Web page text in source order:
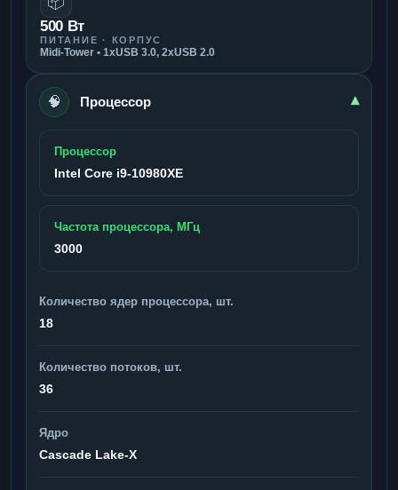
500 Вт
ПИТАНИЕ · КОРПУС
Midi-Tower • 1xUSB 3.0, 2xUSB 2.0
🧠 Процессор ▾
Процессор
Intel Core i9-10980XE
Частота процессора, МГц
3000
Количество ядер процессора, шт.
18
Количество потоков, шт.
36
Ядро
Cascade Lake-X